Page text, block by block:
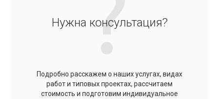
Нужна консультация?
Подробно расскажем о наших услугах, видах
работ и типовых проектах, рассчитаем
стоимость и подготовим индивидуальное